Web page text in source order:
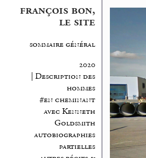
françois bon,
le site
sommaire général
2020
| Description des
hommes
#en cheminant
avec Kenneth
Goldsmith
autobiographies
partielles